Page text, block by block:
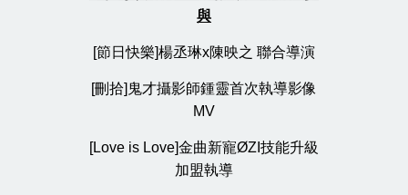
與
[節日快樂]楊丞琳x陳映之 聯合導演
[刪拾]鬼才攝影師鍾靈首次執導影像
MV
[Love is Love]金曲新寵ØZI技能升級
加盟執導